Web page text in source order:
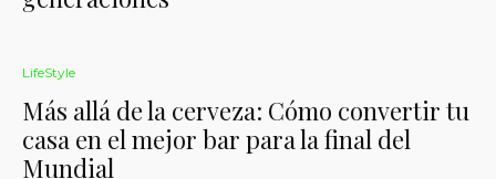
LifeStyle
Más allá de la cerveza: Cómo convertir tu
casa en el mejor bar para la final del
Mundial